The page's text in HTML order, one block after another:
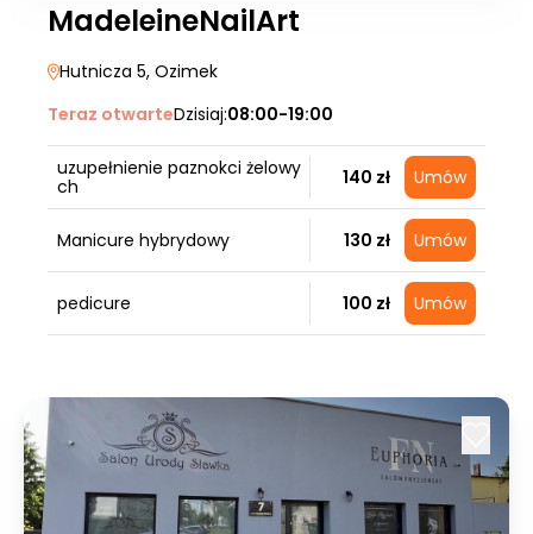
MadeleineNailArt
Hutnicza 5, Ozimek
Teraz otwarteDzisiaj:08:00-19:00
uzupełnienie paznokci żelowy
ch
140 zł Umów
Manicure hybrydowy 130 zł Umów
pedicure 100 zł Umów